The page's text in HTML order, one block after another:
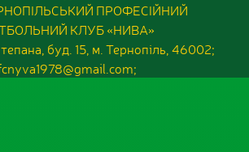
ПРОФЕСІЙНИЙ
КЛУБ «НИВА»
буд. 15, м. Тернопіль, 46002;